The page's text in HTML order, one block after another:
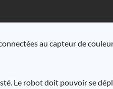
au capteur de
Le robot doit pouvoir se